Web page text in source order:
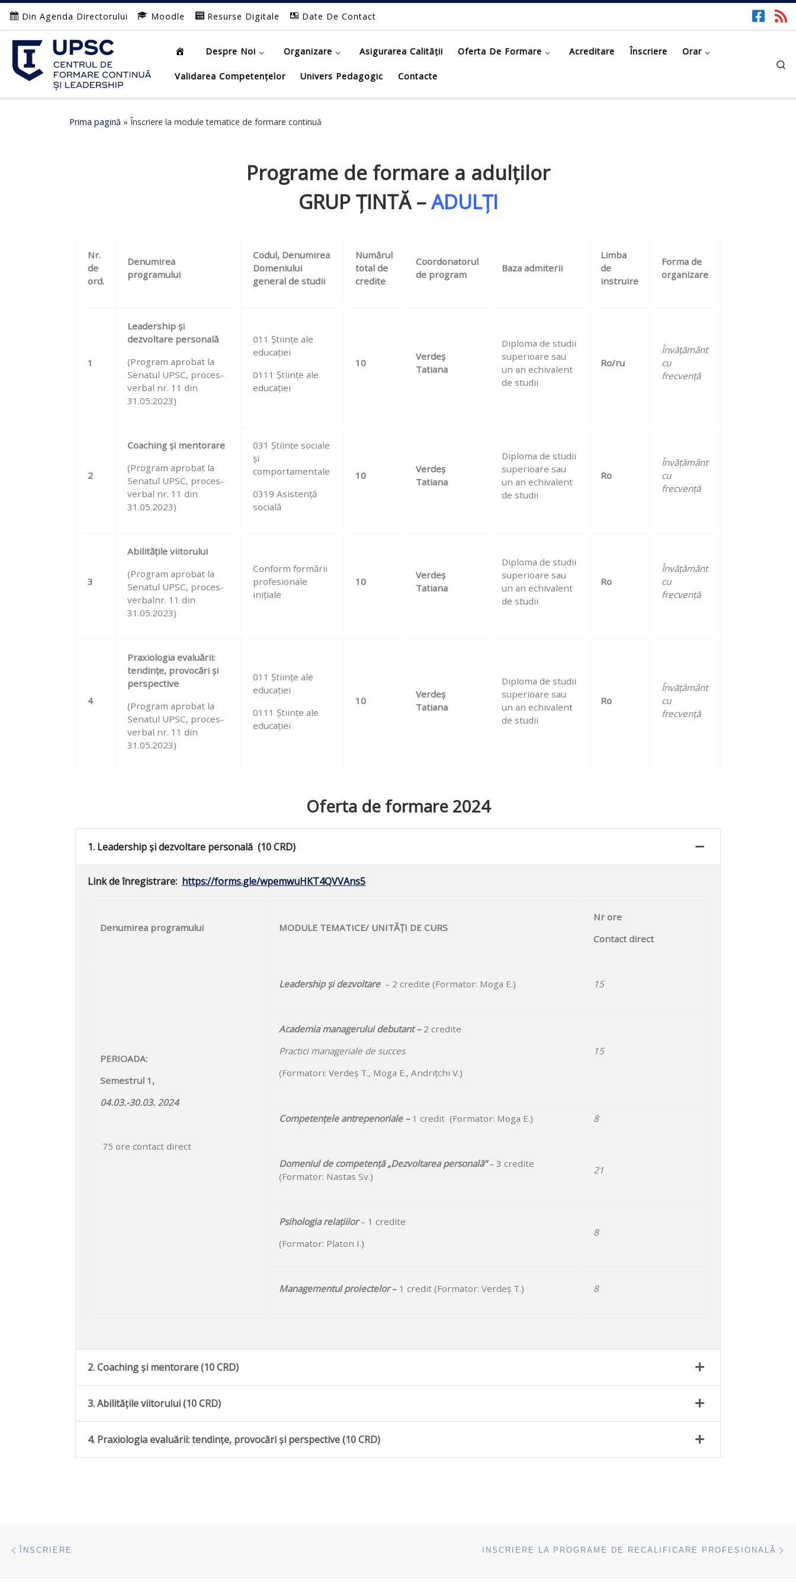
Afișează întregul conținut
Din Agenda Directorului Moodle Resurse Digitale Date De Contact
Despre Noi Organizare Asigurarea Calității Oferta De Formare Acreditare Înscriere Orar
Validarea Competențelor Univers Pedagogic Contacte
Prima pagină » Înscriere la module tematice de formare continuă
Programe de formare a adulților
GRUP ȚINTĂ –ADULȚI
Nr.
de
ord.
Denumirea
programului
Codul, Denumirea
Domeniului
general de studii
Numărul
total de
credite
Coordonatorul
de program
Baza admiterii
Limba
de
instruire
Forma de
organizare
1
Leadership și
dezvoltare personală
(Program aprobat la
Senatul UPSC, proces-
verbal nr. 11 din
31.05.2023)
011 Științe ale
educației
0111 Ştiinţe ale
educaţiei
10
Verdeș
Tatiana
Diploma de studii
superioare sau
un an echivalent
de studii
Ro/ru
Învățământ
cu
frecvență
2
Coaching și mentorare
(Program aprobat la
Senatul UPSC, proces-
verbal nr. 11 din
31.05.2023)
031 Științe sociale
și
comportamentale
0319 Asistență
socială
10
Verdeș
Tatiana
Diploma de studii
superioare sau
un an echivalent
de studii
Ro
Învățământ
cu
frecvență
3
Abilitățile viitorului
(Program aprobat la
Senatul UPSC, proces-
verbalnr. 11 din
31.05.2023)
Conform formării
profesionale
inițiale
10
Verdeș
Tatiana
Diploma de studii
superioare sau
un an echivalent
de studii
Ro
Învățământ
cu
frecvență
4
Praxiologia evaluării:
tendințe, provocări și
perspective
(Program aprobat la
Senatul UPSC, proces-
verbal nr. 11 din
31.05.2023)
011 Științe ale
educației
0111 Ştiinţe ale
educaţiei
10
Verdeș
Tatiana
Diploma de studii
superioare sau
un an echivalent
de studii
Ro
Învățământ
cu
frecvență
Oferta de formare 2024
1. Leadership și dezvoltare personală (10 CRD)
Link de înregistrare: https://forms.gle/wpemwuHKT4QVVAns5
Denumirea programului MODULE TEMATICE/ UNITĂȚI DE CURS
Nr ore
Contact direct
PERIOADA:
Semestrul 1,
04.03.-30.03. 2024
75 ore contact direct
Leadership și dezvoltare – 2 credite (Formator: Moga E.) 15
Academia managerului debutant – 2 credite
Practici manageriale de succes
(Formatori: Verdeș T., Moga E., Andrițchi V.)
15
Competențele antrepenoriale – 1 credit (Formator: Moga E.) 8
Domeniul de competență „Dezvoltarea personală”– 3 credite
(Formator: Nastas Sv.)
21
Psihologia relațiilor– 1 credite
(Formator: Platon I.)
8
Managementul proiectelor– 1 credit (Formator: Verdeș T.) 8
2. Coaching și mentorare (10 CRD)
3. Abilitățile viitorului (10 CRD)
4. Praxiologia evaluării: tendințe, provocări și perspective(10 CRD)
Navigare articole
ÎNSCRIERE INSCRIERE LA PROGRAME DE RECALIFICARE PROFESIONALĂ